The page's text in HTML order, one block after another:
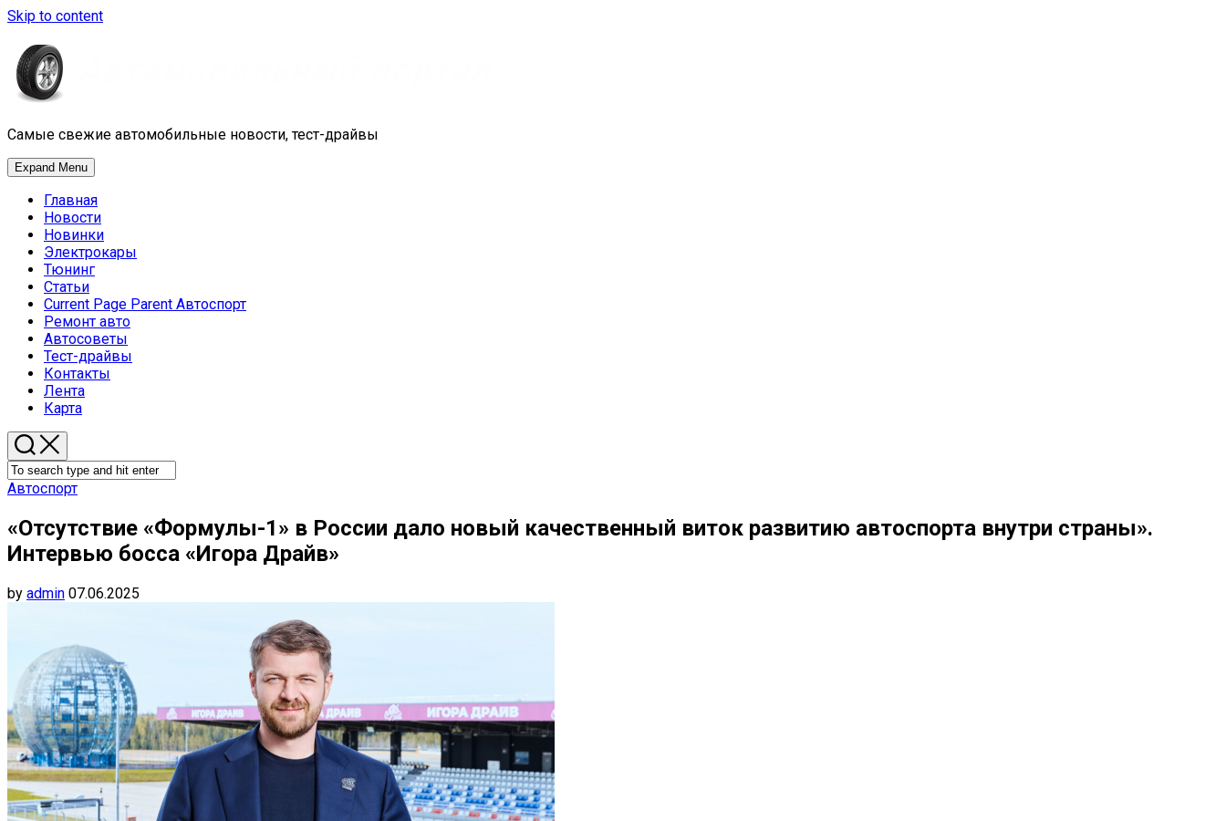
Skip to content
Самые свежие автомобильные новости, тест-драйвы
Expand Menu
Главная
Новости
Новинки
Электрокары
Тюнинг
Статьи
Current Page Parent Автоспорт
Ремонт авто
Автосоветы
Тест-драйвы
Контакты
Лента
Карта
Автоспорт
«Отсутствие «Формулы-1» в России дало новый качественный виток развитию автоспорта внутри страны».
Интервью босса «Игора Драйв»
by admin 07.06.2025